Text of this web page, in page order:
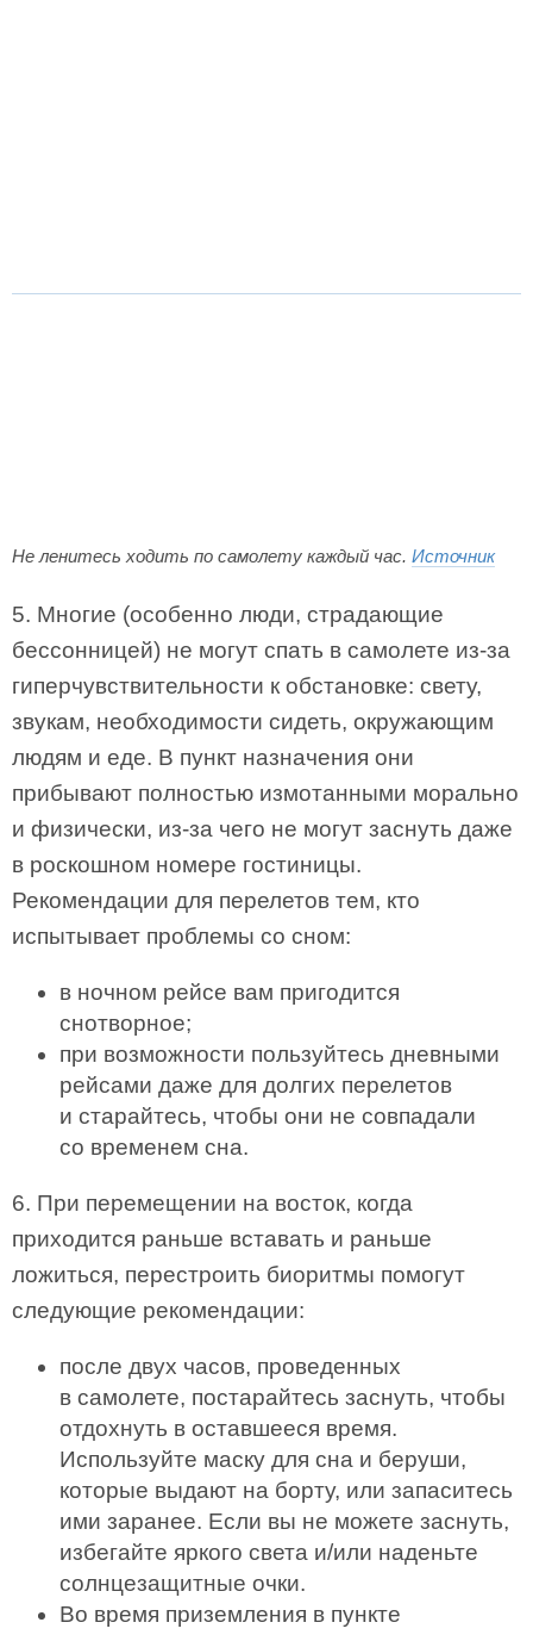
Не ленитесь ходить по самолету каждый час. Источник
5. Многие (особенно люди, страдающие
бессонницей) не могут спать в самолете из-за
гиперчувствительности к обстановке: свету,
звукам, необходимости сидеть, окружающим
людям и еде. В пункт назначения они
прибывают полностью измотанными морально
и физически, из-за чего не могут заснуть даже
в роскошном номере гостиницы.
Рекомендации для перелетов тем, кто
испытывает проблемы со сном:
в ночном рейсе вам пригодится
снотворное;
при возможности пользуйтесь дневными
рейсами даже для долгих перелетов
и старайтесь, чтобы они не совпадали
со временем сна.
6. При перемещении на восток, когда
приходится раньше вставать и раньше
ложиться, перестроить биоритмы помогут
следующие рекомендации:
после двух часов, проведенных
в самолете, постарайтесь заснуть, чтобы
отдохнуть в оставшееся время.
Используйте маску для сна и беруши,
которые выдают на борту, или запаситесь
ими заранее. Если вы не можете заснуть,
избегайте яркого света и/или наденьте
солнцезащитные очки.
Во время приземления в пункте